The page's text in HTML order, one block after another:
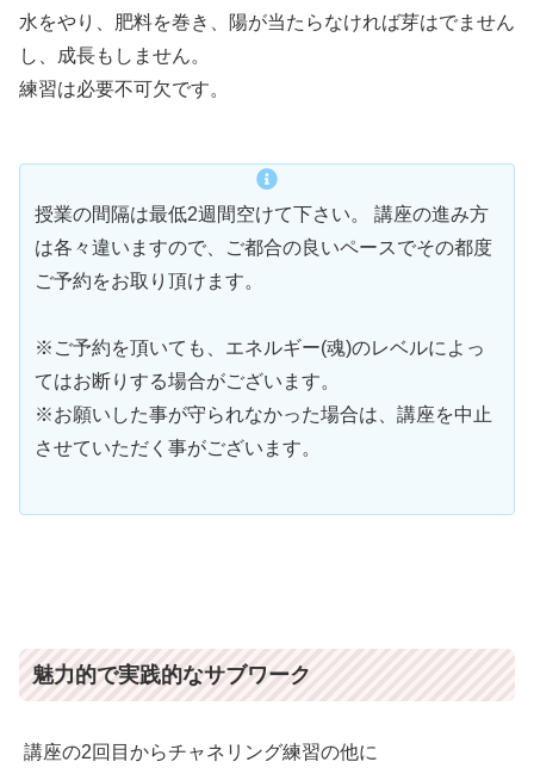
水をやり、肥料を巻き、陽が当たらなければ芽はでません
し、成長もしません。
練習は必要不可欠です。
授業の間隔は最低2週間空けて下さい。 講座の進み方
は各々違いますので、ご都合の良いペースでその都度
ご予約をお取り頂けます。
※ご予約を頂いても、エネルギー(魂)のレベルによっ
てはお断りする場合がございます。
※お願いした事が守られなかった場合は、講座を中止
させていただく事がございます。
魅力的で実践的なサブワーク
講座の2回目からチャネリング練習の他に